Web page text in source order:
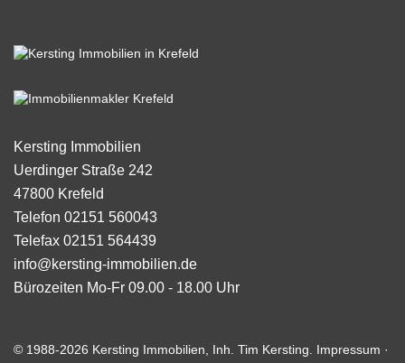
Kersting Immobilien
Uerdinger Straße 242
47800 Krefeld
Telefon 02151 560043
Telefax 02151 564439
info@kersting-immobilien.de
Bürozeiten Mo-Fr 09.00 - 18.00 Uhr
© 1988-2026 Kersting Immobilien, Inh. Tim Kersting. Impressum ·